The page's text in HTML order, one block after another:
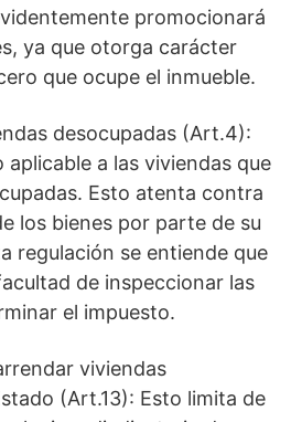
promocionará
ya que otorga carácter
que ocupe el inmueble.
desocupadas (Art.4):
aplicable a las viviendas que
Esto atenta contra
los bienes por parte de su
regulación se entiende que
de inspeccionar las
el impuesto.
viviendas
(Art.13): Esto limita de